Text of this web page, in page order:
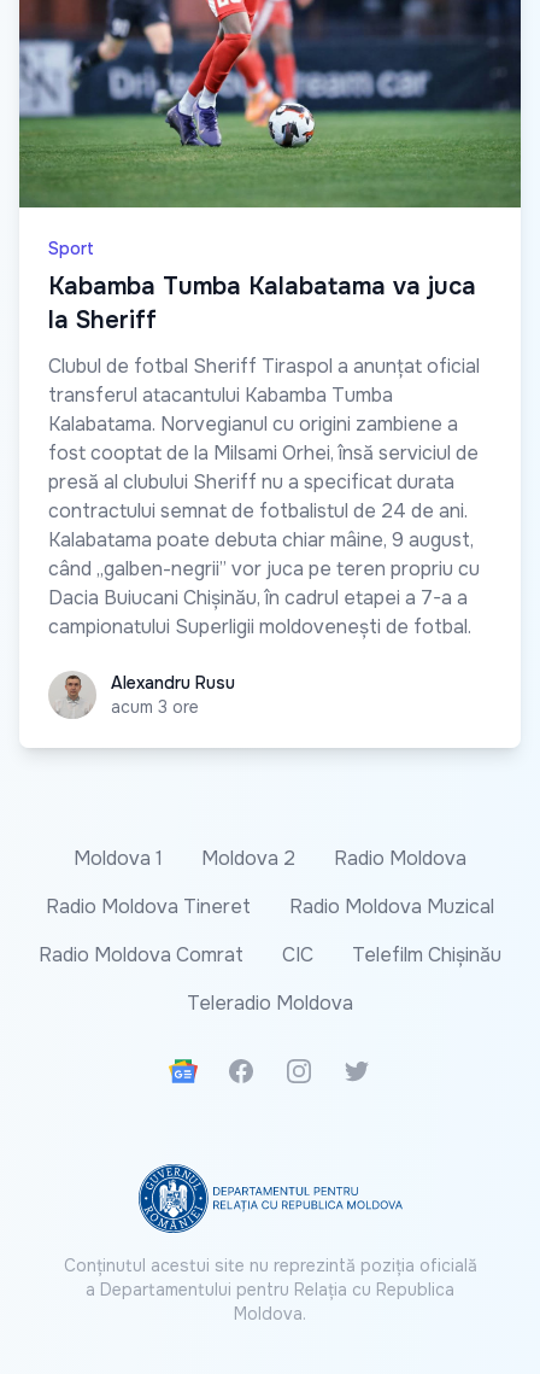
Sport
Kabamba Tumba Kalabatama va juca
la Sheriff
Clubul de fotbal Sheriff Tiraspol a anunțat oficial
transferul atacantului Kabamba Tumba
Kalabatama. Norvegianul cu origini zambiene a
fost cooptat de la Milsami Orhei, însă serviciul de
presă al clubului Sheriff nu a specificat durata
contractului semnat de fotbalistul de 24 de ani.
Kalabatama poate debuta chiar mâine, 9 august,
când „galben-negrii” vor juca pe teren propriu cu
Dacia Buiucani Chișinău, în cadrul etapei a 7-a a
campionatului Superligii moldovenești de fotbal.
Alexandru Rusu
Alexandru Rusu
acum 3 ore
Moldova 1 Moldova 2
Radio Moldova
Radio Moldova Tineret
Radio Moldova Muzical
Radio Moldova Comrat
CIC
Telefilm Chișinău
Teleradio Moldova
Google News
FacebookInstagramTwitter
Conținutul acestui site nu reprezintă poziția oficială
a Departamentului pentru Relația cu Republica
Moldova.